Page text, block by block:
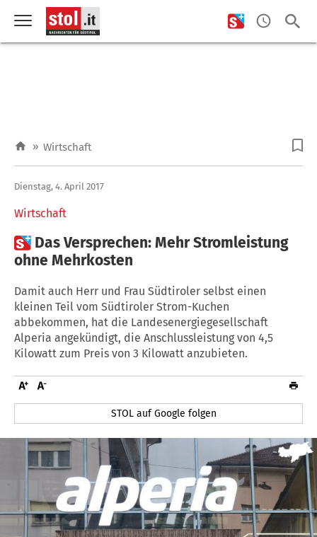
» Wirtschaft
Wirtschaft
Dienstag, 4. April 2017
 Das Versprechen: Mehr Stromleistung
ohne Mehrkosten
Damit auch Herr und Frau Südtiroler selbst einen
kleinen Teil vom Südtiroler Strom-Kuchen
abbekommen, hat die Landesenergiegesellschaft
Alperia angekündigt, die Anschlussleistung von 4,5
Kilowatt zum Preis von 3 Kilowatt anzubieten.
STOL auf Google folgen